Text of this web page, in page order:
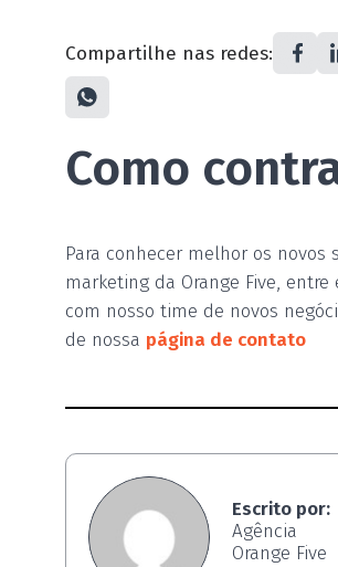
Compartilhe nas redes:
Como
Para conhecer melhor os novos
marketing da Orange Five,
com nosso time de novos
de nossa página de contato
Escrito por:
Agência
Orange Five